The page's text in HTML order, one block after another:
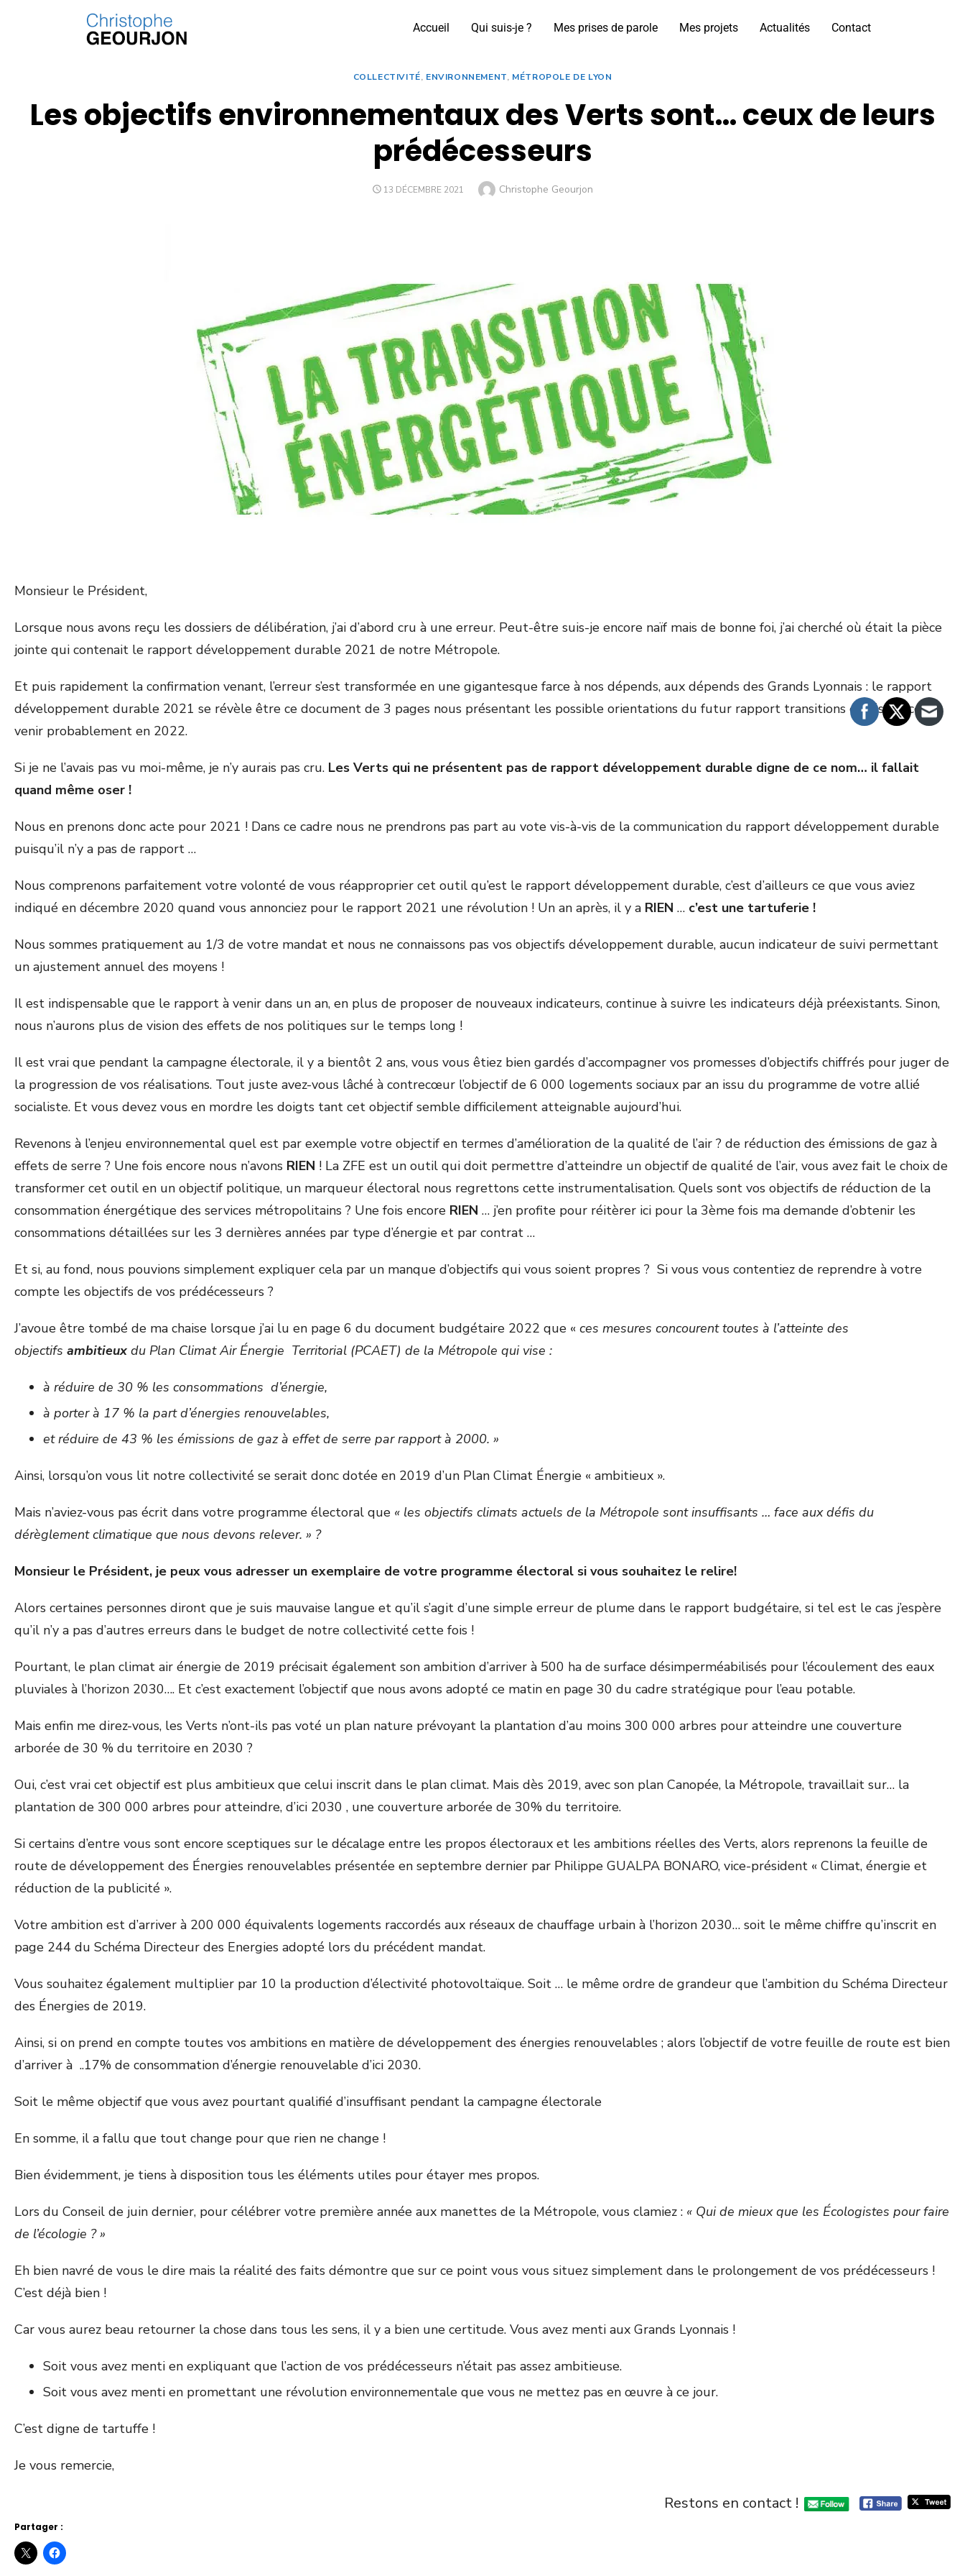
Accueil Qui suis-je ? Mes prises de parole Mes projets Actualités Contact
COLLECTIVITÉ, ENVIRONNEMENT, MÉTROPOLE DE LYON
Les objectifs environnementaux des Verts sont… ceux de leurs
prédécesseurs
13 DÉCEMBRE 2021 Christophe Geourjon
Monsieur le Président,
Lorsque nous avons reçu les dossiers de délibération, j’ai d’abord cru à une erreur. Peut-être suis-je encore naïf mais de bonne foi, j’ai cherché où était la pièce
jointe qui contenait le rapport développement durable 2021 de notre Métropole.
Et puis rapidement la confirmation venant, l’erreur s’est transformée en une gigantesque farce à nos dépends, aux dépends des Grands Lyonnais : le rapport
développement durable 2021 se révèle être ce document de 3 pages nous présentant les possible orientations du futur rapport transitions et résilience à
venir probablement en 2022.
Si je ne l’avais pas vu moi-même, je n’y aurais pas cru. Les Verts qui ne présentent pas de rapport développement durable digne de ce nom… il fallait
quand même oser !
Nous en prenons donc acte pour 2021 ! Dans ce cadre nous ne prendrons pas part au vote vis-à-vis de la communication du rapport développement durable
puisqu’il n’y a pas de rapport …
Nous comprenons parfaitement votre volonté de vous réapproprier cet outil qu’est le rapport développement durable, c’est d’ailleurs ce que vous aviez
indiqué en décembre 2020 quand vous annonciez pour le rapport 2021 une révolution ! Un an après, il y a RIEN … c’est une tartuferie !
Nous sommes pratiquement au 1/3 de votre mandat et nous ne connaissons pas vos objectifs développement durable, aucun indicateur de suivi permettant
un ajustement annuel des moyens !
Il est indispensable que le rapport à venir dans un an, en plus de proposer de nouveaux indicateurs, continue à suivre les indicateurs déjà préexistants. Sinon,
nous n’aurons plus de vision des effets de nos politiques sur le temps long !
Il est vrai que pendant la campagne électorale, il y a bientôt 2 ans, vous vous êtiez bien gardés d’accompagner vos promesses d’objectifs chiffrés pour juger de
la progression de vos réalisations. Tout juste avez-vous lâché à contrecœur l’objectif de 6 000 logements sociaux par an issu du programme de votre allié
socialiste. Et vous devez vous en mordre les doigts tant cet objectif semble difficilement atteignable aujourd’hui.
Revenons à l’enjeu environnemental quel est par exemple votre objectif en termes d’amélioration de la qualité de l’air ? de réduction des émissions de gaz à
effets de serre ? Une fois encore nous n’avons RIEN ! La ZFE est un outil qui doit permettre d’atteindre un objectif de qualité de l’air, vous avez fait le choix de
transformer cet outil en un objectif politique, un marqueur électoral nous regrettons cette instrumentalisation. Quels sont vos objectifs de réduction de la
consommation énergétique des services métropolitains ? Une fois encore RIEN … j’en profite pour réitèrer ici pour la 3ème fois ma demande d’obtenir les
consommations détaillées sur les 3 dernières années par type d’énergie et par contrat …
Et si, au fond, nous pouvions simplement expliquer cela par un manque d’objectifs qui vous soient propres ? Si vous vous contentiez de reprendre à votre
compte les objectifs de vos prédécesseurs ?
J’avoue être tombé de ma chaise lorsque j’ai lu en page 6 du document budgétaire 2022 que « ces mesures concourent toutes à l’atteinte des
objectifs ambitieux du Plan Climat Air Énergie Territorial (PCAET) de la Métropole qui vise :
à réduire de 30 % les consommations d’énergie,
à porter à 17 % la part d’énergies renouvelables,
et réduire de 43 % les émissions de gaz à effet de serre par rapport à 2000. »
Ainsi, lorsqu’on vous lit notre collectivité se serait donc dotée en 2019 d’un Plan Climat Énergie « ambitieux ».
Mais n’aviez-vous pas écrit dans votre programme électoral que « les objectifs climats actuels de la Métropole sont insuffisants … face aux défis du
dérèglement climatique que nous devons relever. » ?
Monsieur le Président, je peux vous adresser un exemplaire de votre programme électoral si vous souhaitez le relire!
Alors certaines personnes diront que je suis mauvaise langue et qu’il s’agit d’une simple erreur de plume dans le rapport budgétaire, si tel est le cas j’espère
qu’il n’y a pas d’autres erreurs dans le budget de notre collectivité cette fois !
Pourtant, le plan climat air énergie de 2019 précisait également son ambition d’arriver à 500 ha de surface désimperméabilisés pour l’écoulement des eaux
pluviales à l’horizon 2030…. Et c’est exactement l’objectif que nous avons adopté ce matin en page 30 du cadre stratégique pour l’eau potable.
Mais enfin me direz-vous, les Verts n’ont-ils pas voté un plan nature prévoyant la plantation d’au moins 300 000 arbres pour atteindre une couverture
arborée de 30 % du territoire en 2030 ?
Oui, c’est vrai cet objectif est plus ambitieux que celui inscrit dans le plan climat. Mais dès 2019, avec son plan Canopée, la Métropole, travaillait sur… la
plantation de 300 000 arbres pour atteindre, d’ici 2030 , une couverture arborée de 30% du territoire.
Si certains d’entre vous sont encore sceptiques sur le décalage entre les propos électoraux et les ambitions réelles des Verts, alors reprenons la feuille de
route de développement des Énergies renouvelables présentée en septembre dernier par Philippe GUALPA BONARO, vice-président « Climat, énergie et
réduction de la publicité ».
Votre ambition est d’arriver à 200 000 équivalents logements raccordés aux réseaux de chauffage urbain à l’horizon 2030… soit le même chiffre qu’inscrit en
page 244 du Schéma Directeur des Energies adopté lors du précédent mandat.
Vous souhaitez également multiplier par 10 la production d’électivité photovoltaïque. Soit … le même ordre de grandeur que l’ambition du Schéma Directeur
des Énergies de 2019.
Ainsi, si on prend en compte toutes vos ambitions en matière de développement des énergies renouvelables ; alors l’objectif de votre feuille de route est bien
d’arriver à ..17% de consommation d’énergie renouvelable d’ici 2030.
Soit le même objectif que vous avez pourtant qualifié d’insuffisant pendant la campagne électorale
En somme, il a fallu que tout change pour que rien ne change !
Bien évidemment, je tiens à disposition tous les éléments utiles pour étayer mes propos.
Lors du Conseil de juin dernier, pour célébrer votre première année aux manettes de la Métropole, vous clamiez : « Qui de mieux que les Écologistes pour faire
de l’écologie ? »
Eh bien navré de vous le dire mais la réalité des faits démontre que sur ce point vous vous situez simplement dans le prolongement de vos prédécesseurs !
C’est déjà bien !
Car vous aurez beau retourner la chose dans tous les sens, il y a bien une certitude. Vous avez menti aux Grands Lyonnais !
Soit vous avez menti en expliquant que l’action de vos prédécesseurs n’était pas assez ambitieuse.
Soit vous avez menti en promettant une révolution environnementale que vous ne mettez pas en œuvre à ce jour.
C’est digne de tartuffe !
Je vous remercie,
Restons en contact !
Partager :